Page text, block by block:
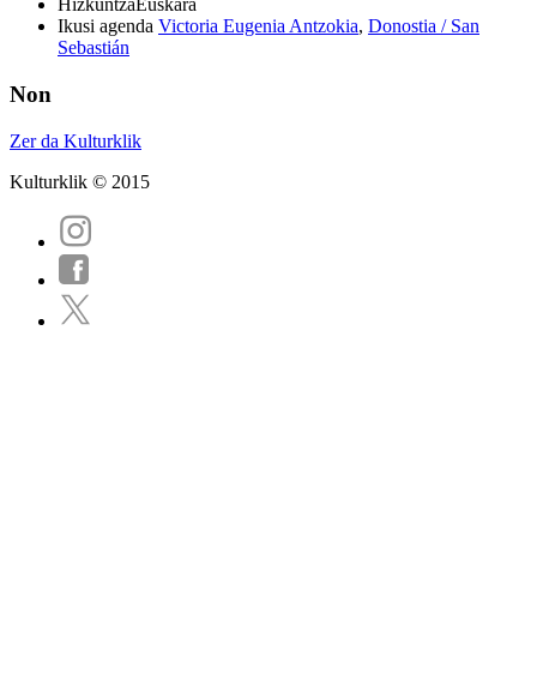
HizkuntzaEuskara
Ikusi agenda Victoria Eugenia Antzokia, Donostia / San
Sebastián
Non
Zer da Kulturklik
Kulturklik © 2015